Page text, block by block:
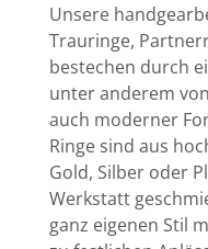
Unsere
Trauringe,
bestechen durch
unter anderem
auch moderner
Ringe sind aus
Gold, Silber oder
Werkstatt
ganz eigenen Stil